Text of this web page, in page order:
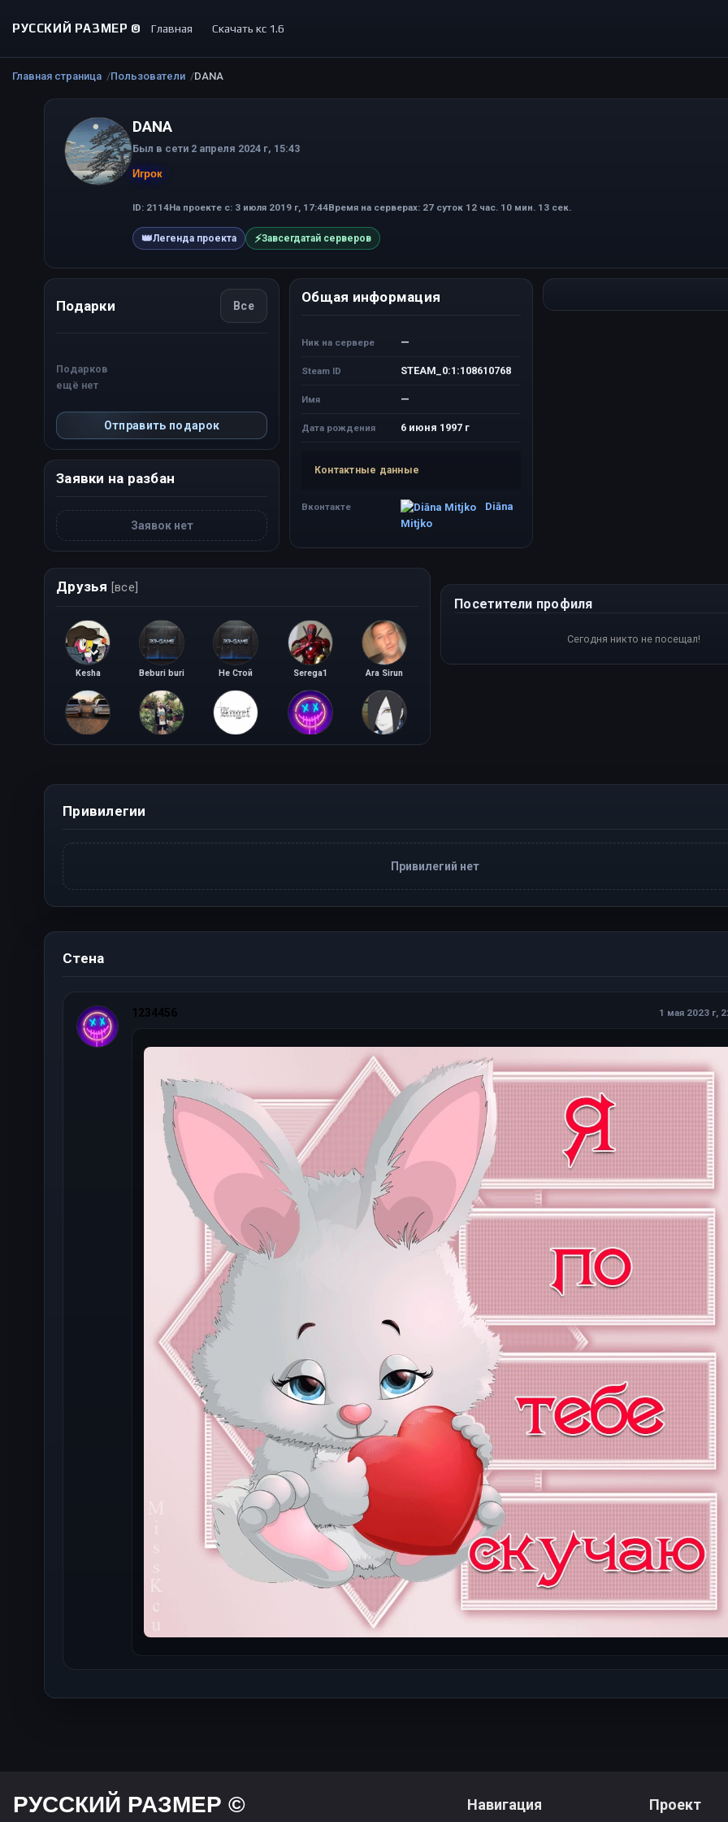
РУССКИЙ РАЗМЕР © Главная Скачать кс 1.6
Главная страница Пользователи DANA
DANA
Был в сети 2 апреля 2024 г, 15:43
Игрок
ID: 2114На проекте с: 3 июля 2019 г, 17:44Время на серверах: 27 суток 12 час. 10 мин. 13 сек.
👑Легенда проекта ⚡Завсегдатай серверов
Подарки Все
Подарков
ещё нет
Отправить подарок
Заявки на разбан
Заявок нет
Общая информация
Ник на сервере —
Steam ID STEAM_0:1:108610768
Имя —
Дата рождения 6 июня 1997 г
Контактные данные
Вконтакте
Diāna
Mitjko
Друзья [все]
Kesha Beburi buri Не Стой Serega1 Ara Sirun
bekapwned Захар Коваленко Ангел 1234456 Кирилл Иванов
Посетители профиля
Сегодня никто не посещал!
Привилегии
Привилегий нет
Стена
1234456 1 мая 2023 г,
РУССКИЙ РАЗМЕР © Навигация Проект